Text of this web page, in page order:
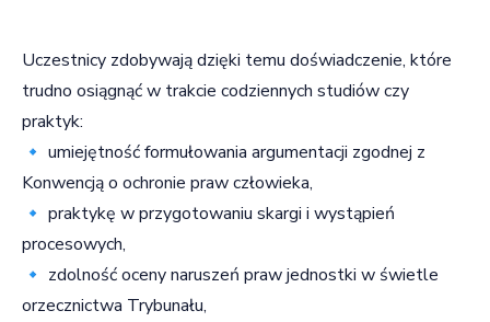
Uczestnicy zdobywają dzięki temu doświadczenie, które
trudno osiągnąć w trakcie codziennych studiów czy
praktyk:
🔹 umiejętność formułowania argumentacji zgodnej z
Konwencją o ochronie praw człowieka,
🔹 praktykę w przygotowaniu skargi i wystąpień
procesowych,
🔹 zdolność oceny naruszeń praw jednostki w świetle
orzecznictwa Trybunału,